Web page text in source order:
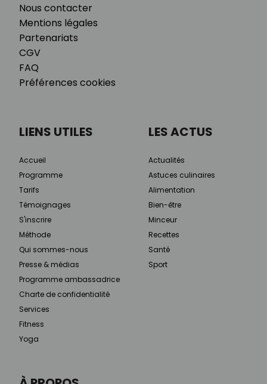
Nous contacter
Mentions légales
Partenariats
CGV
FAQ
Préférences cookies
LIENS UTILES
Accueil
Programme
Tarifs
Témoignages
S'inscrire
Méthode
Qui sommes-nous
Presse & médias
Programme ambassadrice
Charte de confidentialité
Services
Fitness
Yoga
LES ACTUS
Actualités
Astuces culinaires
Alimentation
Bien-être
Minceur
Recettes
Santé
Sport